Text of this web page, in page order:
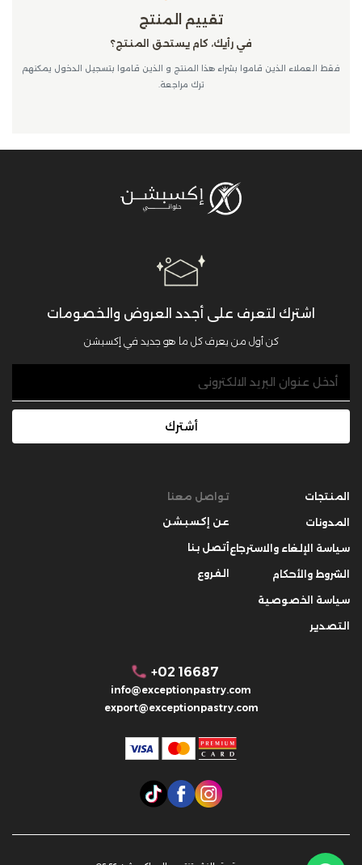
تقييم المنتج
في رأيك، كام يستحق المنتج؟
فقط العملاء الذين قاموا بشراء هذا المنتج و الذين قاموا بتسجيل الدخول يمكنهم
ترك مراجعة.
اشترك لتعرف على أجدد العروض والخصومات
كن أول من يعرف كل ما هو جديد في إكسبشن
أشترك
المنتجات
المدونات
سياسة الإلغاء والاسترجاع
الشروط والأحكام
سياسة الخصوصية
التصدير
تواصل معنا
عن إكسبشن
أتصل بنا
الفروع
+02 16687
info@exceptionpastry.com
export@exceptionpastry.com